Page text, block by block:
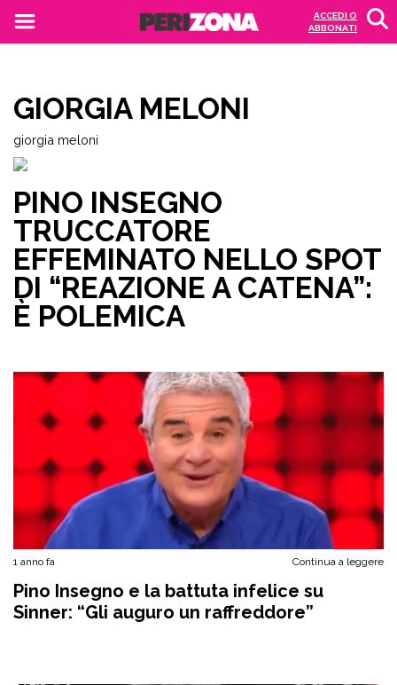
ACCEDI O
ABBONATI
GIORGIA MELONI
giorgia meloni
PINO INSEGNO
TRUCCATORE
EFFEMINATO NELLO SPOT
DI “REAZIONE A CATENA”:
È POLEMICA
1 anno fa Continua a leggere
Pino Insegno e la battuta infelice su
Sinner: “Gli auguro un raffreddore”